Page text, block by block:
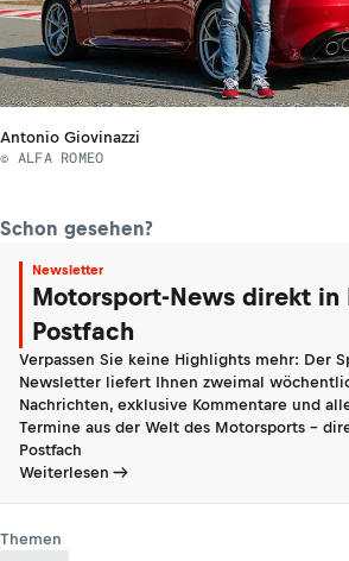
Antonio Giovinazzi
© ALFA ROMEO
Schon gesehen?
Newsletter
Motorsport-News direkt in
Postfach
Verpassen Sie keine Highlights mehr: Der
Newsletter liefert Ihnen zweimal
Nachrichten, exklusive Kommentare und
Termine aus der Welt des Motorsports -
Postfach
Weiterlesen
Themen